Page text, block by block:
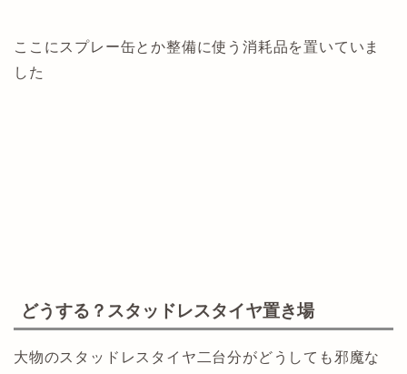
ここにスプレー缶とか整備に使う消耗品を置いていま
した
どうする？スタッドレスタイヤ置き場
大物のスタッドレスタイヤ二台分がどうしても邪魔な